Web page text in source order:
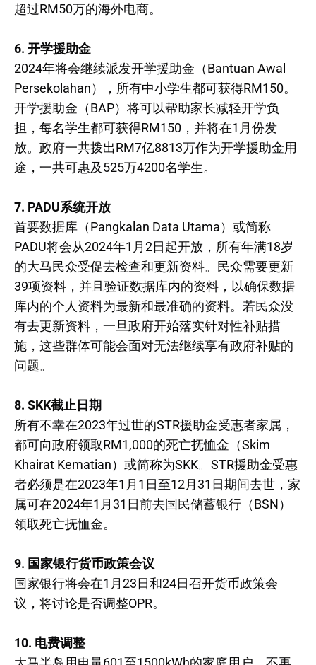
超过RM50万的海外电商。
6. 开学援助金
2024年将会继续派发开学援助金（Bantuan Awal
Persekolahan），所有中小学生都可获得RM150。
开学援助金（BAP）将可以帮助家长减轻开学负
担，每名学生都可获得RM150，并将在1月份发
放。政府一共拨出RM7亿8813万作为开学援助金用
途，一共可惠及525万4200名学生。
7. PADU系统开放
首要数据库（Pangkalan Data Utama）或简称
PADU将会从2024年1月2日起开放，所有年满18岁
的大马民众受促去检查和更新资料。民众需要更新
39项资料，并且验证数据库内的资料，以确保数据
库内的个人资料为最新和最准确的资料。若民众没
有去更新资料，一旦政府开始落实针对性补贴措
施，这些群体可能会面对无法继续享有政府补贴的
问题。
8. SKK截止日期
所有不幸在2023年过世的STR援助金受惠者家属，
都可向政府领取RM1,000的死亡抚恤金（Skim
Khairat Kematian）或简称为SKK。STR援助金受惠
者必须是在2023年1月1日至12月31日期间去世，家
属可在2024年1月31日前去国民储蓄银行（BSN）
领取死亡抚恤金。
9. 国家银行货币政策会议
国家银行将会在1月23日和24日召开货币政策会
议，将讨论是否调整OPR。
10. 电费调整